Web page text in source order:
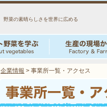
野菜の素晴らしさを世界に広める
企業情報 > 事業所一覧・アクセス